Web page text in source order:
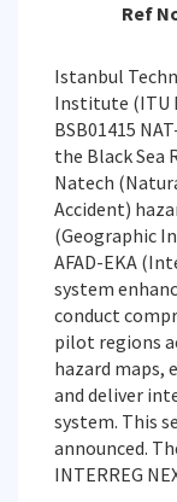
Ref
Istanbul
Institute (ITU
BSB01415
the Black Sea
Natech
Accident)
(Geographic
AFAD-EKA
system
conduct
pilot regions
hazard maps,
and deliver
system. This
announced.
INTERREG